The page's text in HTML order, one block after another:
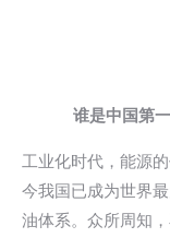
谁是中国第
工业化时代，能源
今我国已成为世界
油体系。众所周知